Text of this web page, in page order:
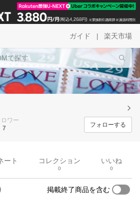
ガイド 楽天市場
ワー
7
フォローする
ート コレクション
0
いいね
0
掲載終了商品を含む